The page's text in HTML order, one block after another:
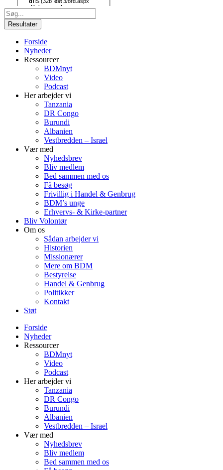
Search
...Resultater
Forside
Nyheder
Ressourcer
BDMnyt
Video
Podcast
Her arbejder vi
Tanzania
DR Congo
Burundi
Albanien
Vestbredden – Israel
Vær med
Nyhedsbrev
Bliv medlem
Bed sammen med os
Få besøg
Frivillig i Handel & Genbrug
BDM’s unge
Erhvervs- & Kirke-partner
Bliv Volontør
Om os
Sådan arbejder vi
Historien
Missionærer
Mere om BDM
Bestyrelse
Handel & Genbrug
Politikker
Kontakt
Støt
Forside
Nyheder
Ressourcer
BDMnyt
Video
Podcast
Her arbejder vi
Tanzania
DR Congo
Burundi
Albanien
Vestbredden – Israel
Vær med
Nyhedsbrev
Bliv medlem
Bed sammen med os